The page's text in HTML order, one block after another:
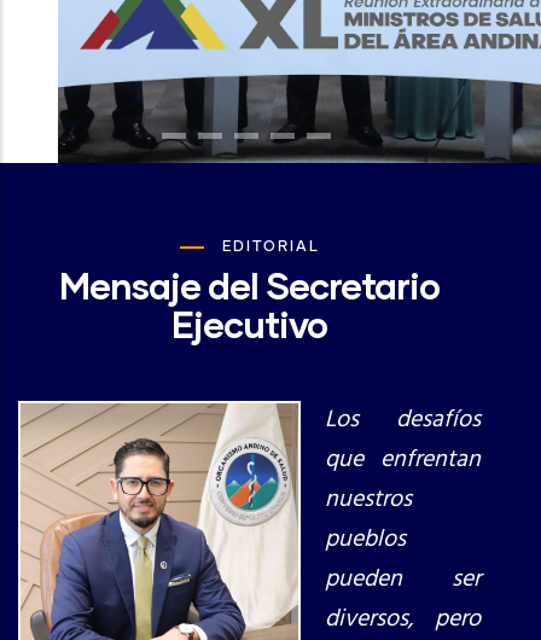
EDITORIAL
Mensaje del Secretario
Ejecutivo
Los desafíos
que enfrentan
nuestros
pueblos
pueden ser
diversos, pero